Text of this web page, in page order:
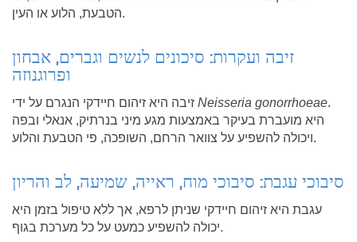
הטבעת, הלוע או העין.
זיבה ועקרות: סיכונים לנשים וגברים, אבחון
ופרוגנוזה
Neisseria gonorrhoeae.
היא מועברת בעיקר באמצעות מגע מיני בנרתיק, אנאלי ובפה
ויכולה להשפיע על צוואר הרחם, השופכה, פי הטבעת והלוע.
סיבוכי עגבת: סיבוכי מוח, ראייה, שמיעה, לב והריון
עגבת היא זיהום חיידקי שניתן לרפא, אך ללא טיפול בזמן היא
יכולה להשפיע כמעט על כל מערכת בגוף.